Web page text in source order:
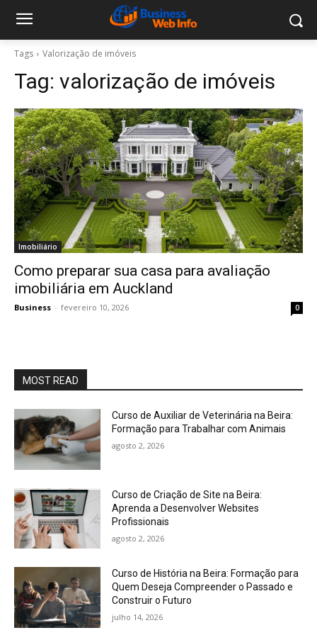
Tags Valorização de imóveis
Tag: valorização de imóveis
Imobiliário
Como preparar sua casa para avaliação
imobiliária em Auckland
Business - fevereiro 10, 2026 0
MOST READ
Curso de Auxiliar de Veterinária na Beira:
Formação para Trabalhar com Animais
agosto 2, 2026
Curso de Criação de Site na Beira:
Aprenda a Desenvolver Websites
Profissionais
agosto 2, 2026
Curso de História na Beira: Formação para
Quem Deseja Compreender o Passado e
Construir o Futuro
julho 14, 2026